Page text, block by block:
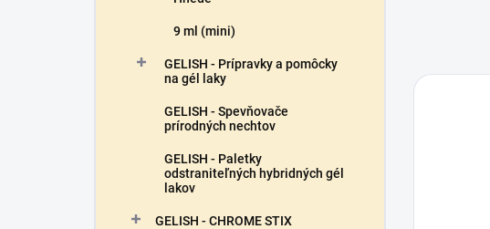
9 ml (mini)
GELISH - Prípravky a pomôcky
na gél laky
GELISH - Spevňovače
prírodných nechtov
GELISH - Paletky
odstraniteľných hybridných gél
lakov
GELISH - CHROME STIX